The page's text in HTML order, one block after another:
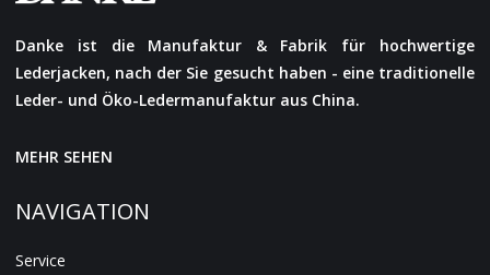
Danke ist die Manufaktur & Fabrik für hochwertige
Lederjacken, nach der Sie gesucht haben - eine traditionelle
Leder- und Öko-Ledermanufaktur aus China.
MEHR SEHEN
NAVIGATION
Service